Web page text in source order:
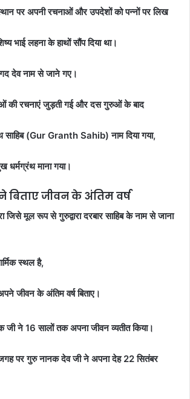
पर अपनी रचनाओं और उपदेशों को पन्नों पर लिख
भाई लहना के हाथों सौंप दिया था।
देव नाम से जाने गए।
की रचनाएं जुड़ती गई और दस गुरुओं के बाद
साहिब (Gur Granth Sahib) नाम दिया गया,
धर्मग्रंथ माना गया।
जीवन के अंतिम वर्ष
जिसे मूल रूप से गुरुद्वारा दरबार साहिब के नाम से जाना
स्थल है,
जीवन के अंतिम वर्ष बिताए।
ने 16 सालों तक अपना जीवन व्यतीत किया।
जगह पर गुरु नानक देव जी ने अपना देह 22 सितंबर